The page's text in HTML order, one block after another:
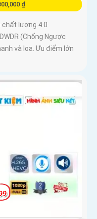
₫
chất lượng 4.0
(Chống Ngược
và loa. Ưu điểm lớn